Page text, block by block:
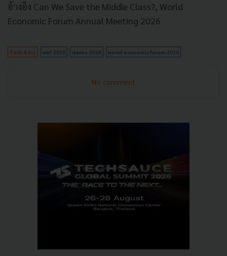
อ้างอิง Can We Save the Middle Class?, World
Economic Forum Annual Meeting 2026
Tech & Biz wef-2026 davos-2026 world-economic-forum-2026
No comment